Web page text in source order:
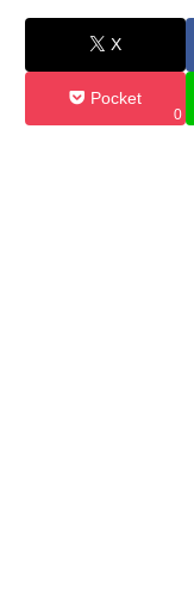
X
Pocket
0